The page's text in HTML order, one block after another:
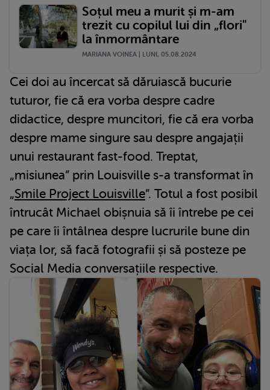
Soțul meu a murit și m-am
trezit cu copilul lui din „flori"
la înmormântare
MARIANA VOINEA | LUNI, 05.08.2024
Cei doi au încercat să dăruiască bucurie
tuturor, fie că era vorba despre cadre
didactice, despre muncitori, fie că era vorba
despre mame singure sau despre angajații
unui restaurant fast-food. Treptat,
„misiunea” prin Louisville s-a transformat în
„Smile Project Louisville”. Totul a fost posibil
întrucât Michael obișnuia să îi întrebe pe cei
pe care îi întâlnea despre lucrurile bune din
viața lor, să facă fotografii și să posteze pe
Social Media conversațiile respective.